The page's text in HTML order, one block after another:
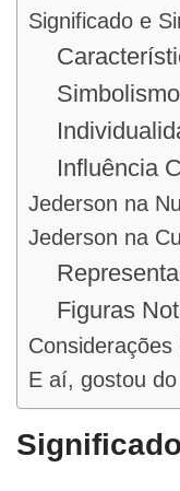
Significado e
Influência
Jederson na
Jederson na
Figuras
Considerações
E aí, gostou